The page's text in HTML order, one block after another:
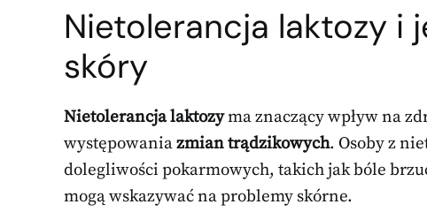
Nietolerancja laktozy i
skóry
Nietolerancja laktozyma znaczący wpływ na
występowaniazmian trądzikowych. Osoby z
dolegliwości pokarmowych, takich jak bóle
mogą wskazywać na problemy skórne.